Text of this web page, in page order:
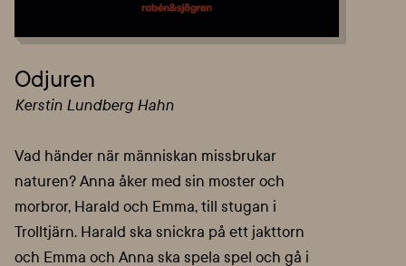
Odjuren
Kerstin Lundberg Hahn
Vad händer när människan missbrukar
naturen? Anna åker med sin moster och
morbror, Harald och Emma, till stugan i
Trolltjärn. Harald ska snickra på ett jakttorn
och Emma och Anna ska spela spel och gå i